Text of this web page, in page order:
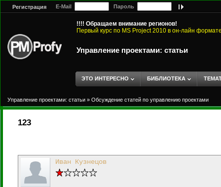
Регистрация E-Mail Пароль
!!!! Обращаем внимание регионов!
Первый курс по MS Project 2010 в он-лайн
Управление проектами: статьи
ЭТО ИНТЕРЕСНО БИБЛИОТЕКА
Управление проектами: статьи » Обсуждение статей по управлению проектами
123
Иван Кузнецов